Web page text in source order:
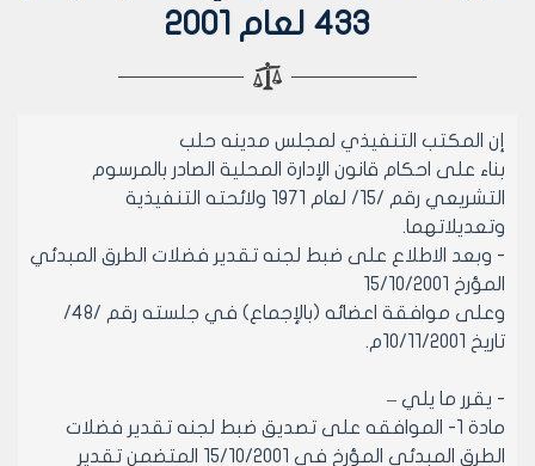
433 لعام 2001
إن المكتب التنفيذي لمجلس مدينه حلب
بناء على احكام قانون الإدارة المحلية الصادر بالمرسوم
التشريعي رقم /15/ لعام 1971 ولائحته التنفيذية
وتعديلاتهما.
- وبعد الاطلاع على ضبط لجنه تقدير فضلات الطرق المبدئي
المؤرخ 15/10/2001
وعلى موافقة اعضائه (بالإجماع) في جلسته رقم /48/
تاريخ 10/11/2001م.
- يقرر ما يلي –
مادة 1- الموافقه على تصديق ضبط لجنه تقدير فضلات
الطرق المبدئي المؤرخ في 15/10/2001 المتضمن تقدير